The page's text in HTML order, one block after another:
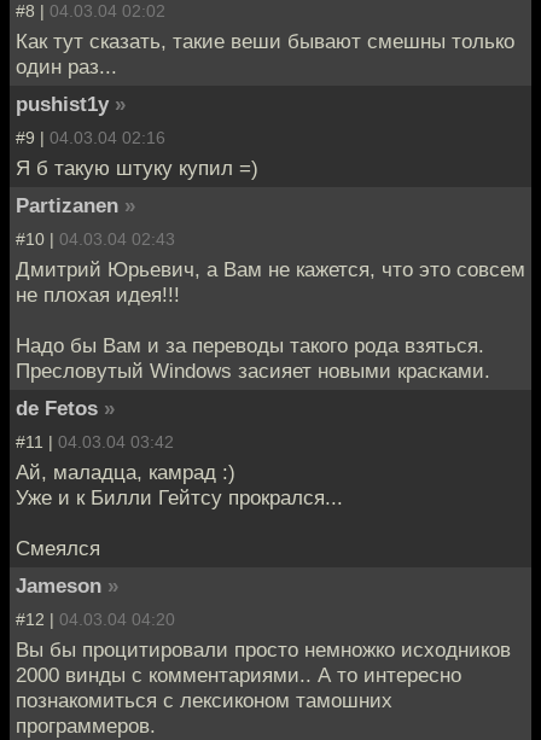
#8 | 04.03.04 02:02
Как тут сказать, такие веши бывают смешны только
один раз...
pushist1y »
#9 | 04.03.04 02:16
Я б такую штуку купил =)
Partizanen »
#10 | 04.03.04 02:43
Дмитрий Юрьевич, а Вам не кажется, что это совсем
не плохая идея!!!
Надо бы Вам и за переводы такого рода взяться.
Пресловутый Windows засияет новыми красками.
de Fetos »
#11 | 04.03.04 03:42
Ай, маладца, камрад :)
Уже и к Билли Гейтсу прокрался...
Смеялся
Jameson »
#12 | 04.03.04 04:20
Вы бы процитировали просто немножко исходников
2000 винды с комментариями.. А то интересно
познакомиться с лексиконом тамошних
программеров.